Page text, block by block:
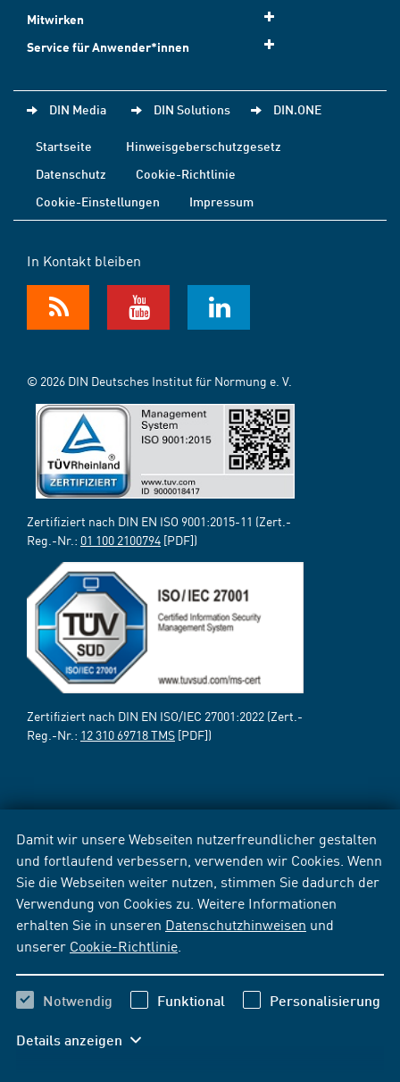
Damit wir unsere Webseiten nutzerfreundlicher gestalten
und fortlaufend verbessern, verwenden wir Cookies. Wenn
Sie die Webseiten weiter nutzen, stimmen Sie dadurch der
Verwendung von Cookies zu. Weitere Informationen
erhalten Sie in unseren Datenschutzhinweisen und
unserer Cookie-Richtlinie
Notwendig Funktional Personalisierung
Details anzeigen
Mitwirken
Service für Anwender*innen
DIN Media DIN Solutions DIN.ONE
Startseite
Hinweisgeberschutzgesetz
Datenschutz
Cookie-Richtlinie
Cookie-Einstellungen
Impressum
In Kontakt bleiben
© 2026 DIN Deutsches Institut für Normung e. V.
Zertifiziert nach DIN EN ISO 9001:2015-11 (Zert.-
Reg.-Nr.: 01 100 2100794 [PDF])
Zertifiziert nach DIN EN ISO/IEC 27001:2022 (Zert.-
Reg.-Nr.: 12 310 69718 TMS [PDF])